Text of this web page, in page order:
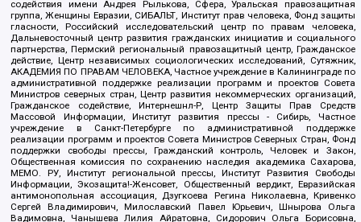
содействия имени Андрея Рылькова, Сфера, Уральская правозащитная
группа, Женщины Евразии, СИБАЛЬТ, Институт прав человека, Фонд защиты
гласности, Российский исследовательский центр по правам человека,
Дальневосточный центр развития гражданских инициатив и социального
партнерства, Пермский региональный правозащитный центр, Гражданское
действие, Центр независимых социологических исследований, Сутяжник,
АКАДЕМИЯ ПО ПРАВАМ ЧЕЛОВЕКА, Частное учреждение в Калининграде по
административной поддержке реализации программ и проектов Совета
Министров северных стран, Центр развития некоммерческих организаций,
Гражданское содействие, Интернешнл-Р, Центр Защиты Прав Средств
Массовой Информации, Институт развития прессы - Сибирь, Частное
учреждение в Санкт-Петербурге по административной поддержке
реализации программ и проектов Совета Министров Северных Стран, Фонд
поддержки свободы прессы, Гражданский контроль, Человек и Закон,
Общественная комиссия по сохранению наследия академика Сахарова,
МЕМО. РУ, Институт региональной прессы, Институт Развития Свободы
Информации, Экозащита!-Женсовет, Общественный вердикт, Евразийская
антимонопольная ассоциация, Дзугкоева Регина Николаевна, Кривенко
Сергей Владимирович, Милославский Павел Юрьевич, Шнырова Ольга
Вадимовна, Чанышева Лилия Айратовна, Сидорович Ольга Борисовна,